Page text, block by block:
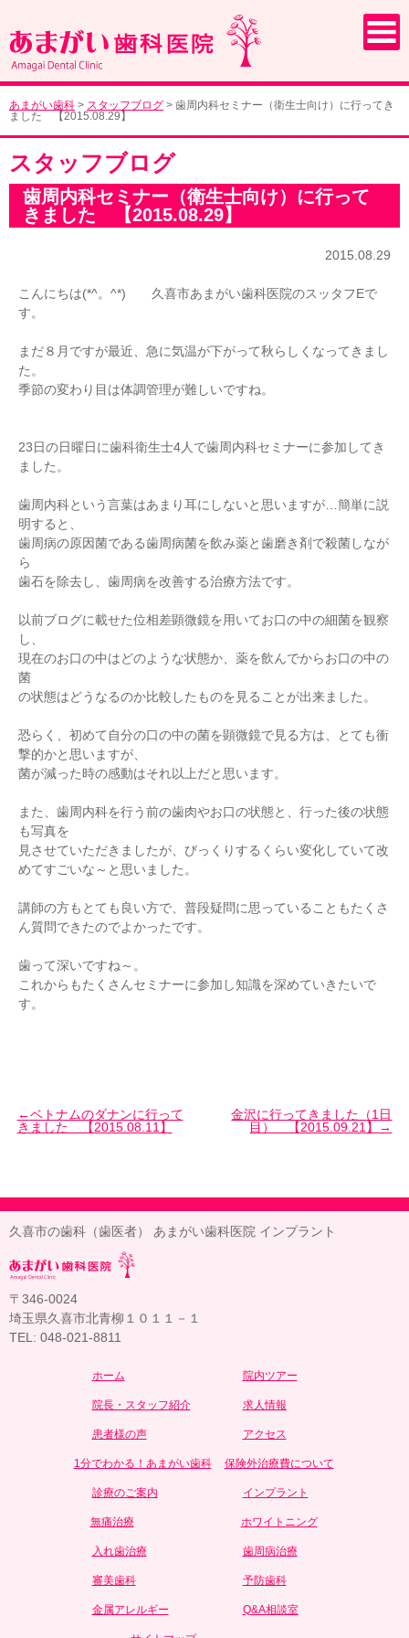
あまがい歯科 > スタッフブログ > 歯周内科セミナー（衛生士向け）に行ってき
ました 【2015.08.29】
スタッフブログ
歯周内科セミナー（衛生士向け）に行って
きました 【2015.08.29】
2015.08.29
こんにちは(*^。^*) 久喜市あまがい歯科医院のスッタフEで
す。
まだ８月ですが最近、急に気温が下がって秋らしくなってきまし
た。
季節の変わり目は体調管理が難しいですね。
23日の日曜日に歯科衛生士4人で歯周内科セミナーに参加してき
ました。
歯周内科という言葉はあまり耳にしないと思いますが…簡単に説
明すると、
歯周病の原因菌である歯周病菌を飲み薬と歯磨き剤で殺菌しなが
ら
歯石を除去し、歯周病を改善する治療方法です。
以前ブログに載せた位相差顕微鏡を用いてお口の中の細菌を観察
し、
現在のお口の中はどのような状態か、薬を飲んでからお口の中の
菌
の状態はどうなるのか比較したものを見ることが出来ました。
恐らく、初めて自分の口の中の菌を顕微鏡で見る方は、とても衝
撃的かと思いますが、
菌が減った時の感動はそれ以上だと思います。
また、歯周内科を行う前の歯肉やお口の状態と、行った後の状態
も写真を
見させていただきましたが、びっくりするくらい変化していて改
めてすごいな～と思いました。
講師の方もとても良い方で、普段疑問に思っていることもたくさ
ん質問できたのでよかったです。
歯って深いですね～。
これからもたくさんセミナーに参加し知識を深めていきたいで
す。
ベトナムのダナンに行って
きました 【2015.08.11】
金沢に行ってきました（1日
目） 【2015.09.21】
久喜市の歯科（歯医者） あまがい歯科医院 インプラント
〒346-0024
埼玉県久喜市北青柳１０１１－１
TEL: 048-021-8811
ホーム 院内ツアー
院長・スタッフ紹介 求人情報
患者様の声 アクセス
1分でわかる！あまがい歯科 保険外治療費について
診療のご案内 インプラント
無痛治療 ホワイトニング
入れ歯治療 歯周病治療
審美歯科 予防歯科
金属アレルギー Q&A相談室